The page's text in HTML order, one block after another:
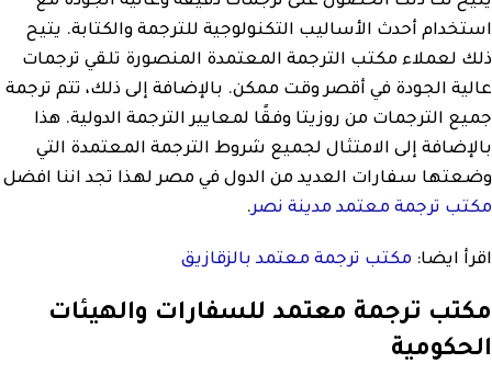
استخدام أحدث الأساليب التكنولوجية للترجمة والكتابة. يتيح
ذلك لعملاء مكتب الترجمة المعتمدة المنصورة تلقي ترجمات
عالية الجودة في أقصر وقت ممكن. بالإضافة إلى ذلك، تتم ترجمة
جميع الترجمات من روزيتا وفقًا لمعايير الترجمة الدولية. هذا
بالإضافة إلى الامتثال لجميع شروط الترجمة المعتمدة التي
وضعتها سفارات العديد من الدول في مصر لهذا تجد اننا افضل
مكتب ترجمة معتمد مدينة نصر.
اقرأ ايضا: مكتب ترجمة معتمد بالزقازيق
مكتب ترجمة معتمد للسفارات والهيئات
الحكومية